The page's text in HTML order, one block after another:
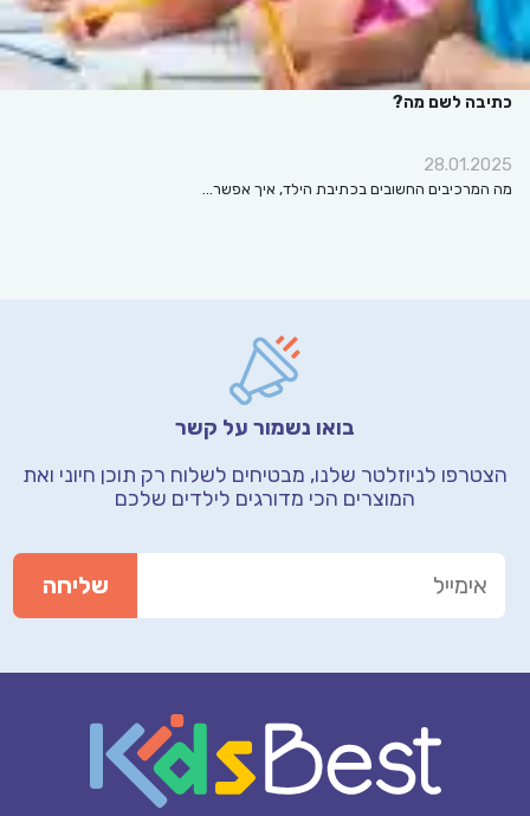
כתיבה לשם מה?
28.01.2025
מה המרכיבים החשובים בכתיבת הילד, איך אפשר…
בואו נשמור על קשר
הצטרפו לניוזלטר שלנו, מבטיחים לשלוח רק תוכן חיוני ואת
המוצרים הכי מדורגים לילדים שלכם